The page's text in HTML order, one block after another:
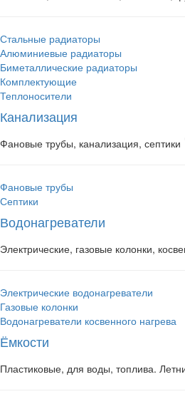
Стальные радиаторы
Алюминиевые радиаторы
Биметаллические радиаторы
Комплектующие
Теплоносители
Канализация
Фановые трубы, канализация, септики
Фановые трубы
Септики
Водонагреватели
Электрические, газовые колонки,
Электрические водонагреватели
Газовые колонки
Водонагреватели косвенного нагрева
Ёмкости
Пластиковые, для воды, топлива.